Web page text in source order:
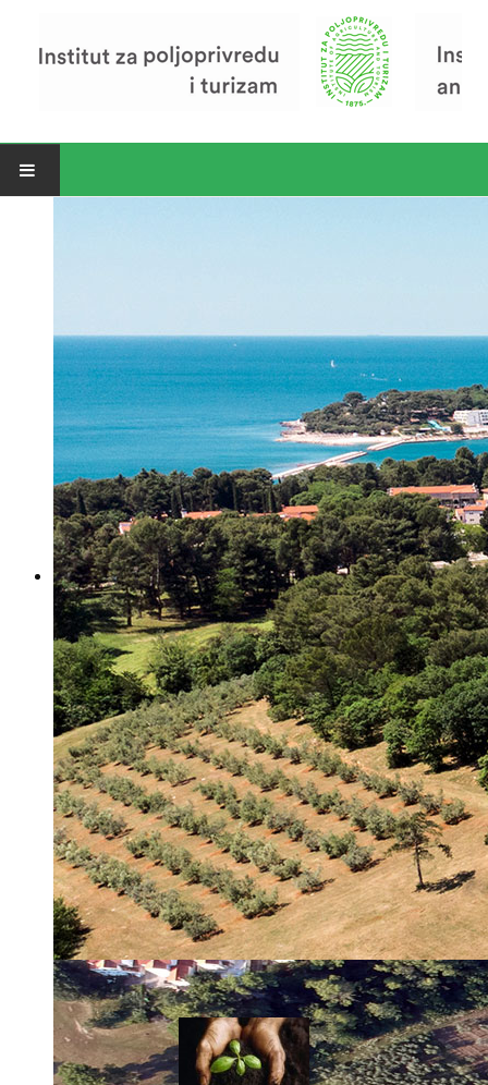
Zavod za poljoprivredu i prehranu
Zavod za ekonomiku i razvoj poljoprivrede
Zavod za turizam
Pokusno poljoprivredno imanje
Zaposlenici
Euraxess
Misija i vizija
Upravno Vijeće
Rad Upravnog vijeća
Znanstveno Vijeće
Rad Znanstvenog vijeća
Etičko povjerenstvo
Etički kodeks
Financiranje
Proračun
Potpore
PROGRAMSKO FINANCIRANJE
Izvještavanje po uredbi
Projekti Instituta
Dialogue4Tourism
REVIVE
WASTEREDUCE
MITOMED+
WINTERMED
CASTWATER
INHERIT
CONSUMLESS PLUS
IstraOILFest
ARHIVA PROJEKATA
IstraECOinclusive
Izdavačka djelatnost